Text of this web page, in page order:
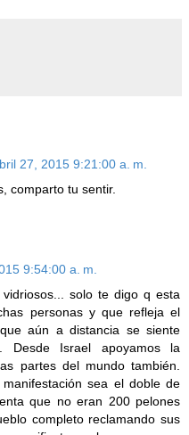
27, 2015 9:21:00 a. m.
comparto tu sentir.
9:54:00 a. m.
solo te digo q esta
personas y que refleja el
aún a distancia se siente
Desde Israel apoyamos la
partes del mundo también.
sea el doble de
que no eran 200 pelones
completo reclamando sus